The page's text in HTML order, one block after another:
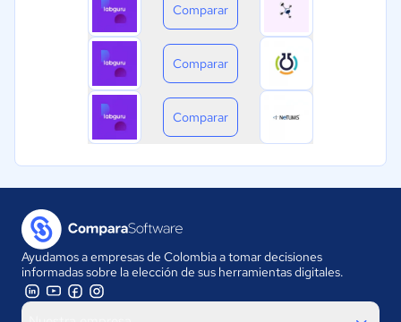
Comparar
Comparar
Comparar
Ayudamos a empresas de Colombia a tomar decisiones
informadas sobre la elección de sus herramientas digitales.